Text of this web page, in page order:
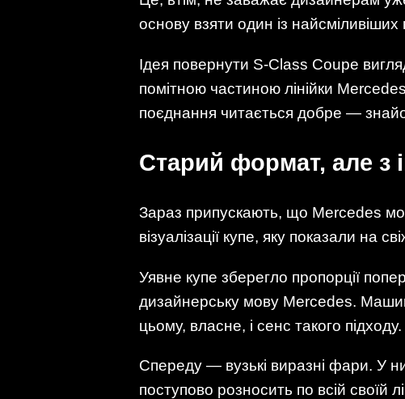
основу взяти один із найсміливіших
Ідея повернути S-Class Coupe
помітною частиною лінійки
поєднання читається добре —
Старий формат, але з
Зараз припускають, що Mercedes
візуалізації купе, яку показали
Уявне купе зберегло пропорції
дизайнерську мову Mercedes.
цьому, власне, і сенс такого підходу.
Спереду — вузькі виразні фари. У
поступово розносить по всій своїй